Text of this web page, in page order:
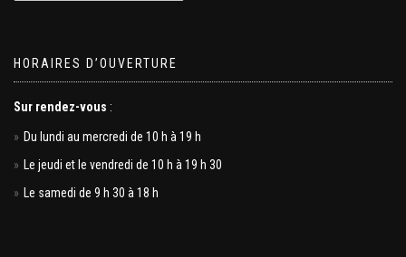
HORAIRES D’OUVERTURE
Sur rendez-vous :
Du lundi au mercredi de 10 h à 19 h
Le jeudi et le vendredi de 10 h à 19 h 30
Le samedi de 9 h 30 à 18 h